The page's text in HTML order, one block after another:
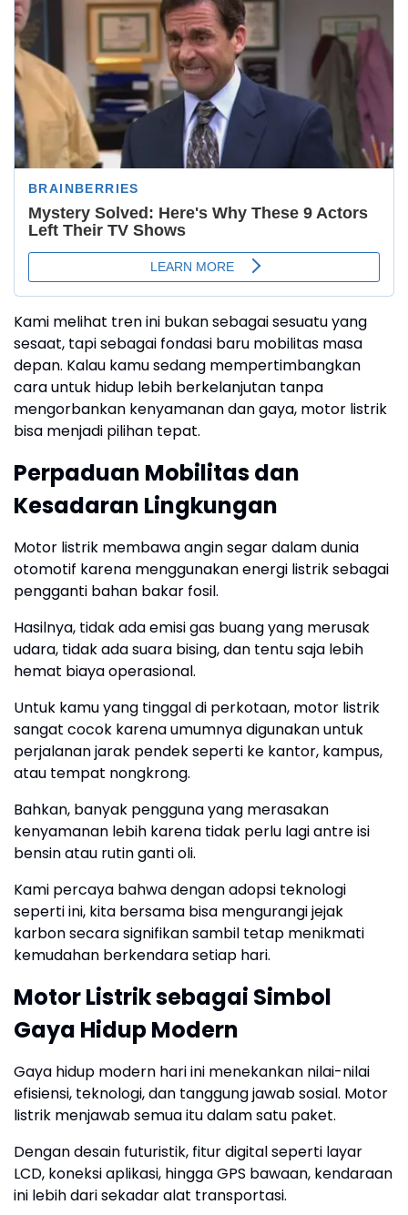
Kami melihat tren ini bukan sebagai sesuatu yang
sesaat, tapi sebagai fondasi baru mobilitas masa
depan. Kalau kamu sedang mempertimbangkan
cara untuk hidup lebih berkelanjutan tanpa
mengorbankan kenyamanan dan gaya, motor listrik
bisa menjadi pilihan tepat.
Perpaduan Mobilitas dan
Kesadaran Lingkungan
Motor listrik membawa angin segar dalam dunia
otomotif karena menggunakan energi listrik sebagai
pengganti bahan bakar fosil.
Hasilnya, tidak ada emisi gas buang yang merusak
udara, tidak ada suara bising, dan tentu saja lebih
hemat biaya operasional.
Untuk kamu yang tinggal di perkotaan, motor listrik
sangat cocok karena umumnya digunakan untuk
perjalanan jarak pendek seperti ke kantor, kampus,
atau tempat nongkrong.
Bahkan, banyak pengguna yang merasakan
kenyamanan lebih karena tidak perlu lagi antre isi
bensin atau rutin ganti oli.
Kami percaya bahwa dengan adopsi teknologi
seperti ini, kita bersama bisa mengurangi jejak
karbon secara signifikan sambil tetap menikmati
kemudahan berkendara setiap hari.
Motor Listrik sebagai Simbol
Gaya Hidup Modern
Gaya hidup modern hari ini menekankan nilai-nilai
efisiensi, teknologi, dan tanggung jawab sosial. Motor
listrik menjawab semua itu dalam satu paket.
Dengan desain futuristik, fitur digital seperti layar
LCD, koneksi aplikasi, hingga GPS bawaan, kendaraan
ini lebih dari sekadar alat transportasi.